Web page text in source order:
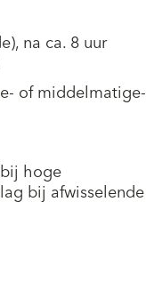
na ca. 8 uur
of middelmatige-
hoge
bij afwisselende